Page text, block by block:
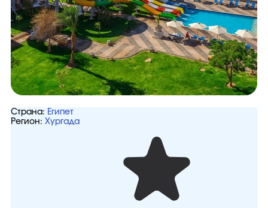
Страна: Египет
Регион: Хургада